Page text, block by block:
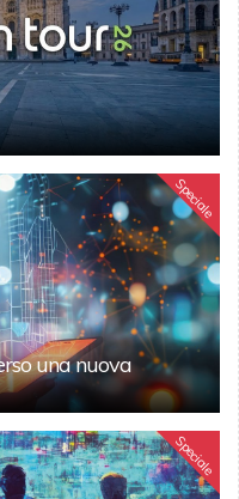
Speciale
una nuova
Speciale